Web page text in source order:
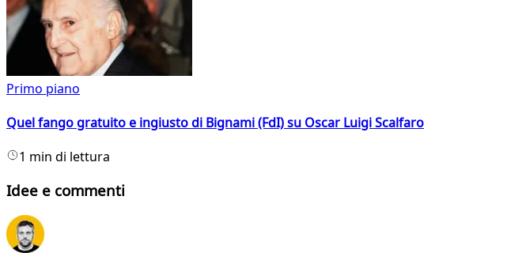
Primo piano
Quel fango gratuito e ingiusto di Bignami (FdI) su Oscar Luigi Scalfaro
1 min di lettura
Idee e commenti